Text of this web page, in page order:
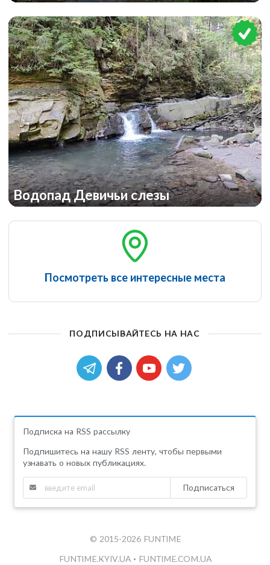
Водопад Девичьи слезы
Посмотреть все интересные места
ПОДПИСЫВАЙТЕСЬ НА НАС
Подписка на RSS рассылку
Подпишитесь на нашу RSS ленту, чтобы первыми
узнавать о новых публикациях.
Подписаться
© 2015-2026 FUNTIME
FUNTIME.KYIV.UA • FUNTIME.COM.UA